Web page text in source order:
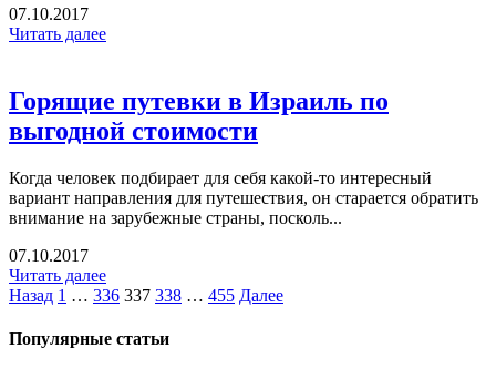
07.10.2017
Читать далее
Горящие путевки в Израиль по
выгодной стоимости
Когда человек подбирает для себя какой-то интересный
вариант направления для путешествия, он старается обратить
внимание на зарубежные страны, посколь...
07.10.2017
Читать далее
Назад 1 … 336 337 338 … 455 Далее
Популярные статьи